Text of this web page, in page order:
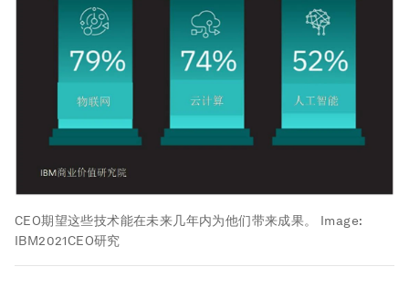
CEO期望这些技术能在未来几年内为他们带来成果。
Image:
IBM2021CEO研究